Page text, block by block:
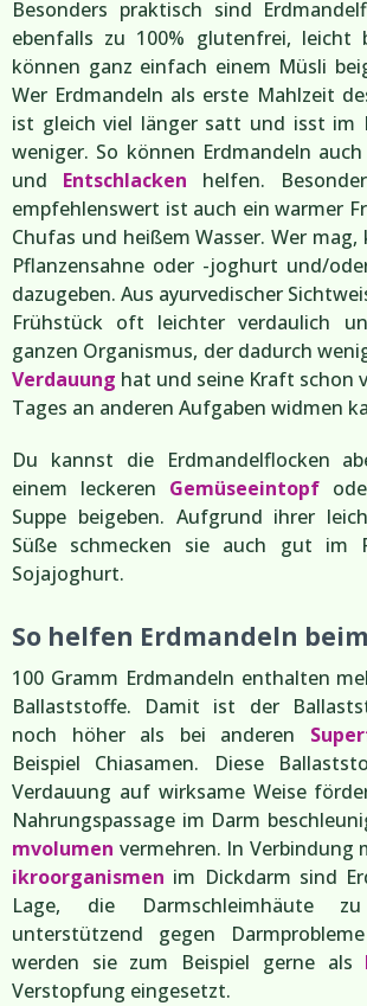
Besonders praktisch sind
ebenfalls zu 100% glutenfrei, leicht
können ganz einfach einem Müsli
Wer Erdmandeln als erste Mahlzeit
ist gleich viel länger satt und isst im
weniger. So können Erdmandeln
und Entschlacken helfen.
empfehlenswert ist auch ein warmer
Chufas und heißem Wasser. Wer
Pflanzensahne oder -joghurt und/
dazugeben. Aus ayurvedischer
Frühstück oft leichter verdaulich
ganzen Organismus, der dadurch
Verdauung hat und seine Kraft schon
Tages an anderen Aufgaben widmen
Du kannst die Erdmandelflocken
einem leckeren Gemüseeintopf
Suppe beigeben. Aufgrund ihrer
Süße schmecken sie auch gut im
Sojajoghurt.
So helfen Erdmandeln
100 Gramm Erdmandeln enthalten
Ballaststoffe. Damit ist der
noch höher als bei anderen
Beispiel Chiasamen. Diese
Verdauung auf wirksame Weise
Nahrungspassage im Darm
mvolumen vermehren. In Verbindung
ikroorganismen im Dickdarm sind
Lage, die Darmschleimhäute
unterstützend gegen
werden sie zum Beispiel gerne als
Verstopfung eingesetzt.